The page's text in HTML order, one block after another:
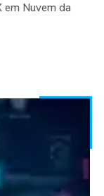
em Nuvem da